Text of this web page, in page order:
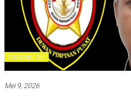
Uncategorized
Mei 9, 2026